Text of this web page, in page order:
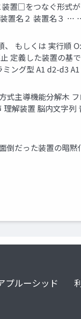
置□をつなぐ形式
置名２ 装置名３ …
もしくは 実行順
定義した装置の
ング型 A1 d2-d3
主導機能分解木
解装置 脳内文字
だった装置の暗
プルーシッド